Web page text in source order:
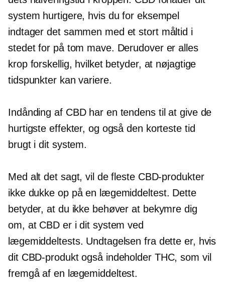
system hurtigere, hvis du for eksempel
indtager det sammen med et stort måltid i
stedet for på tom mave. Derudover er alles
krop forskellig, hvilket betyder, at nøjagtige
tidspunkter kan variere.
Indånding af CBD har en tendens til at give de
hurtigste effekter, og også den korteste tid
brugt i dit system.
Med alt det sagt, vil de fleste CBD-produkter
ikke dukke op på en lægemiddeltest. Dette
betyder, at du ikke behøver at bekymre dig
om, at CBD er i dit system ved
lægemiddeltests. Undtagelsen fra dette er, hvis
dit CBD-produkt også indeholder THC, som vil
fremgå af en lægemiddeltest.